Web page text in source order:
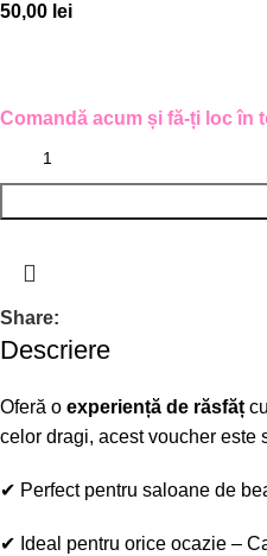
50,00 lei
Comandă acum și fă-ți loc în
Share:
Descriere
Oferă o experiență de răsfăț
celor dragi, acest voucher este
✔ Perfect pentru saloane de
✔ Ideal pentru orice ocazie –